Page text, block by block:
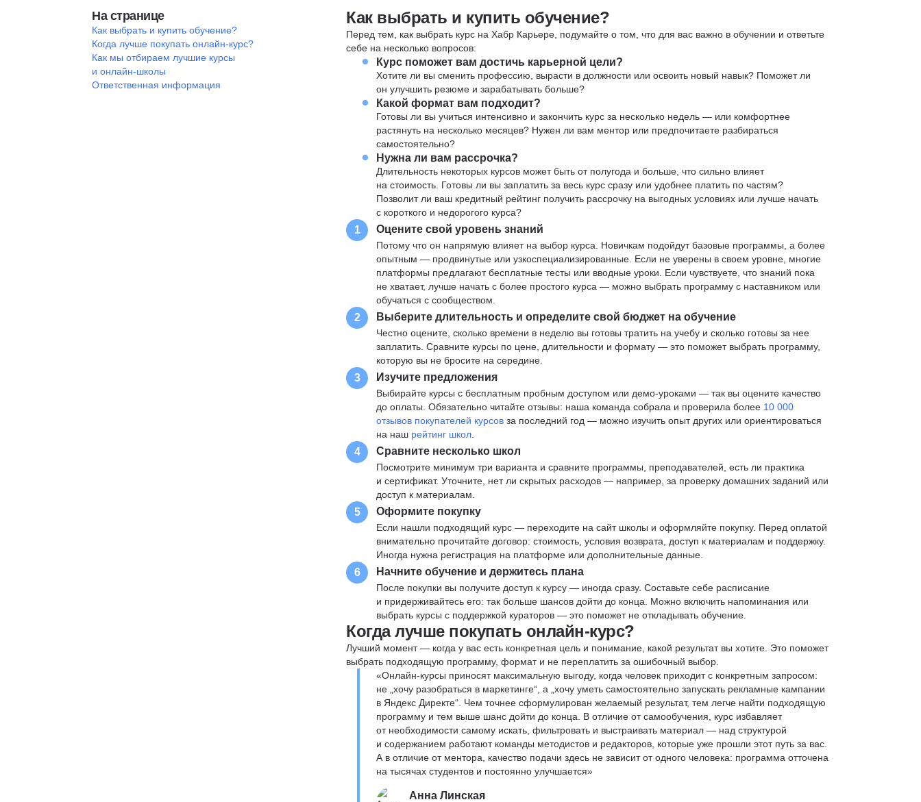
На странице
Как выбрать и купить обучение?
Когда лучше покупать онлайн-курс?
Как мы отбираем лучшие курсы
и онлайн-школы
Ответственная информация
Как выбрать и купить обучение?
Перед тем, как выбрать курс на Хабр Карьере, подумайте о том, что для вас важно в обучении и ответьте
себе на несколько вопросов:
Курс поможет вам достичь карьерной цели?
Хотите ли вы сменить профессию, вырасти в должности или освоить новый навык? Поможет ли
он улучшить резюме и зарабатывать больше?
Какой формат вам подходит?
Готовы ли вы учиться интенсивно и закончить курс за несколько недель — или комфортнее
растянуть на несколько месяцев? Нужен ли вам ментор или предпочитаете разбираться
самостоятельно?
Нужна ли вам рассрочка?
Длительность некоторых курсов может быть от полугода и больше, что сильно влияет
на стоимость. Готовы ли вы заплатить за весь курс сразу или удобнее платить по частям?
Позволит ли ваш кредитный рейтинг получить рассрочку на выгодных условиях или лучше начать
с короткого и недорогого курса?
1 Оцените свой уровень знаний
Потому что он напрямую влияет на выбор курса. Новичкам подойдут базовые программы, а более
опытным — продвинутые или узкоспециализированные. Если не уверены в своем уровне, многие
платформы предлагают бесплатные тесты или вводные уроки. Если чувствуете, что знаний пока
не хватает, лучше начать с более простого курса — можно выбрать программу с наставником или
обучаться с сообществом.
2 Выберите длительность и определите свой бюджет на обучение
Честно оцените, сколько времени в неделю вы готовы тратить на учебу и сколько готовы за нее
заплатить. Сравните курсы по цене, длительности и формату — это поможет выбрать программу,
которую вы не бросите на середине.
3 Изучите предложения
Выбирайте курсы с бесплатным пробным доступом или демо-уроками — так вы оцените качество
до оплаты. Обязательно читайте отзывы: наша команда собрала и проверила более 10 000
отзывов покупателей курсовза последний год — можно изучить опыт других или ориентироваться
на наш рейтинг школ
4 Сравните несколько школ
Посмотрите минимум три варианта и сравните программы, преподавателей, есть ли практика
и сертификат. Уточните, нет ли скрытых расходов — например, за проверку домашних заданий или
доступ к материалам.
5 Оформите покупку
Если нашли подходящий курс — переходите на сайт школы и оформляйте покупку. Перед оплатой
внимательно прочитайте договор: стоимость, условия возврата, доступ к материалам и поддержку.
Иногда нужна регистрация на платформе или дополнительные данные.
6 Начните обучение и держитесь плана
После покупки вы получите доступ к курсу — иногда сразу. Составьте себе расписание
и придерживайтесь его: так больше шансов дойти до конца. Можно включить напоминания или
выбрать курсы с поддержкой кураторов — это поможет не откладывать обучение.
Когда лучше покупать онлайн-курс?
Лучший момент — когда у вас есть конкретная цель и понимание, какой результат вы хотите. Это поможет
выбрать подходящую программу, формат и не переплатить за ошибочный выбор.
«Онлайн-курсы приносят максимальную выгоду, когда человек приходит с конкретным запросом:
не „хочу разобраться в маркетинге“, а „хочу уметь самостоятельно запускать рекламные кампании
в Яндекс Директе“. Чем точнее сформулирован желаемый результат, тем легче найти подходящую
программу и тем выше шанс дойти до конца. В отличие от самообучения, курс избавляет
от необходимости самому искать, фильтровать и выстраивать материал — над структурой
и содержанием работают команды методистов и редакторов, которые уже прошли этот путь за вас.
А в отличие от ментора, качество подачи здесь не зависит от одного человека: программа отточена
на тысячах студентов и постоянно улучшается»
Анна Линская